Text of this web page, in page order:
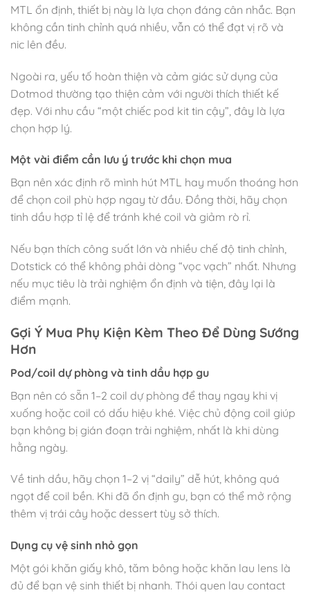
MTL ổn định, thiết bị này là lựa chọn đáng cân nhắc. Bạn
không cần tinh chỉnh quá nhiều, vẫn có thể đạt vị rõ và
nic lên đều.
Ngoài ra, yếu tố hoàn thiện và cảm giác sử dụng của
Dotmod thường tạo thiện cảm với người thích thiết kế
đẹp. Với nhu cầu “một chiếc pod kit tin cậy”, đây là lựa
chọn hợp lý.
Một vài điểm cần lưu ý trước khi chọn mua
Bạn nên xác định rõ mình hút MTL hay muốn thoáng hơn
để chọn coil phù hợp ngay từ đầu. Đồng thời, hãy chọn
tinh dầu hợp tỉ lệ để tránh khé coil và giảm rò rỉ.
Nếu bạn thích công suất lớn và nhiều chế độ tinh chỉnh,
Dotstick có thể không phải dòng “vọc vạch” nhất. Nhưng
nếu mục tiêu là trải nghiệm ổn định và tiện, đây lại là
điểm mạnh.
Gợi Ý Mua Phụ Kiện Kèm Theo Để Dùng Sướng
Hơn
Pod/coil dự phòng và tinh dầu hợp gu
Bạn nên có sẵn 1–2 coil dự phòng để thay ngay khi vị
xuống hoặc coil có dấu hiệu khé. Việc chủ động coil giúp
bạn không bị gián đoạn trải nghiệm, nhất là khi dùng
hằng ngày.
Về tinh dầu, hãy chọn 1–2 vị “daily” dễ hút, không quá
ngọt để coil bền. Khi đã ổn định gu, bạn có thể mở rộng
thêm vị trái cây hoặc dessert tùy sở thích.
Dụng cụ vệ sinh nhỏ gọn
Một gói khăn giấy khô, tăm bông hoặc khăn lau lens là
đủ để bạn vệ sinh thiết bị nhanh. Thói quen lau contact